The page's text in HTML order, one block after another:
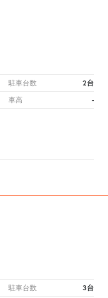
駐車台数 2台
車高 -
駐車台数 3台